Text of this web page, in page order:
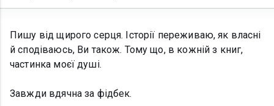
Пишу від щирого серця. Історії переживаю, як власні
й сподіваюсь, Ви також. Тому що, в кожній з книг,
частинка моєї душі.
Завжди вдячна за фідбек.